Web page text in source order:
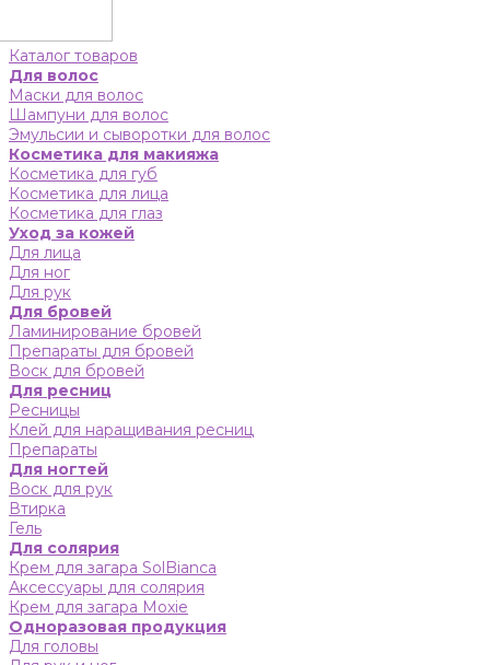
Каталог товаров
Для волос
Маски для волос
Шампуни для волос
Эмульсии и сыворотки для волос
Косметика для макияжа
Косметика для губ
Косметика для лица
Косметика для глаз
Уход за кожей
Для лица
Для ног
Для рук
Для бровей
Ламинирование бровей
Препараты для бровей
Воск для бровей
Для ресниц
Ресницы
Клей для наращивания ресниц
Препараты
Для ногтей
Воск для рук
Втирка
Гель
Для солярия
Крем для загара SolBianca
Аксессуары для солярия
Крем для загара Moxie
Одноразовая продукция
Для головы